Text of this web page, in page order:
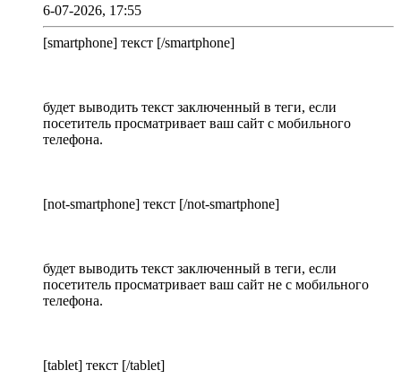
6-07-2026, 17:55
[smartphone] текст [/smartphone]
будет выводить текст заключенный в теги, если
посетитель просматривает ваш сайт с мобильного
телефона.
[not-smartphone] текст [/not-smartphone]
будет выводить текст заключенный в теги, если
посетитель просматривает ваш сайт не с мобильного
телефона.
[tablet] текст [/tablet]